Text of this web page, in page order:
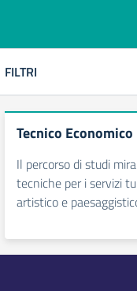
FILTRI
Tecnico
Il percorso di studi
tecniche per i servizi
artistico e